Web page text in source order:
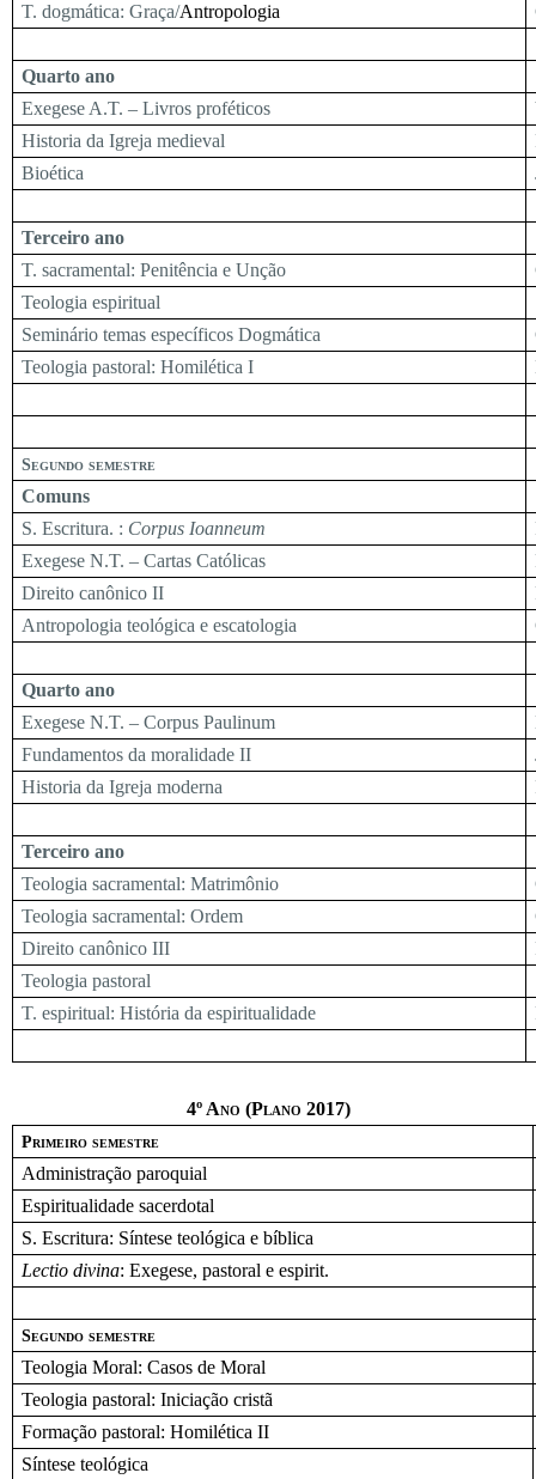
T. dogmática: Graça/Antropologia
Quarto ano
Exegese A.T. – Livros proféticos
Historia da Igreja medieval
Bioética
Terceiro ano
T. sacramental: Penitência e Unção
Teologia espiritual
Seminário temas específicos Dogmática
Teologia pastoral: Homilética I
Segundo semestre
Comuns
S. Escritura. : Corpus Ioanneum
Exegese N.T. – Cartas Católicas
Direito canônico II
Antropologia teológica e escatologia
Quarto ano
Exegese N.T. – Corpus Paulinum
Fundamentos da moralidade II
Historia da Igreja moderna
Terceiro ano
Teologia sacramental: Matrimônio
Teologia sacramental: Ordem
Direito canônico III
Teologia pastoral
T. espiritual: História da espiritualidade
4º Ano (Plano 2017)
Primeiro semestre
Administração paroquial
Espiritualidade sacerdotal
S. Escritura: Síntese teológica e bíblica
Lectio divina: Exegese, pastoral e espirit.
Segundo semestre
Teologia Moral: Casos de Moral
Teologia pastoral: Iniciação cristã
Formação pastoral: Homilética II
Síntese teológica